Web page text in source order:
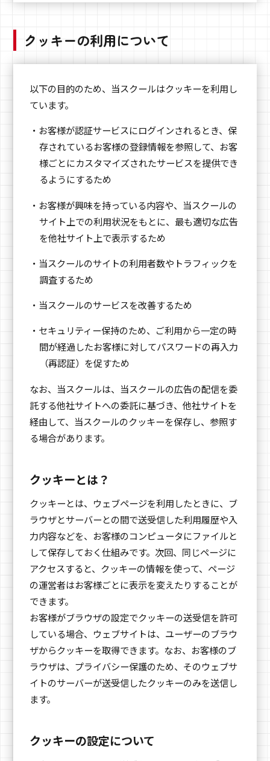
クッキーの利用について
以下の目的のため、当スクールはクッキーを利用し
ています。
・お客様が認証サービスにログインされるとき、保
存されているお客様の登録情報を参照して、お客
様ごとにカスタマイズされたサービスを提供でき
るようにするため
・お客様が興味を持っている内容や、当スクールの
サイト上での利用状況をもとに、最も適切な広告
を他社サイト上で表示するため
・当スクールのサイトの利用者数やトラフィックを
調査するため
・当スクールのサービスを改善するため
・セキュリティー保持のため、ご利用から一定の時
間が経過したお客様に対してパスワードの再入力
（再認証）を促すため
なお、当スクールは、当スクールの広告の配信を委
託する他社サイトへの委託に基づき、他社サイトを
経由して、当スクールのクッキーを保存し、参照す
る場合があります。
クッキーとは？
クッキーとは、ウェブページを利用したときに、ブ
ラウザとサーバーとの間で送受信した利用履歴や入
力内容などを、お客様のコンピュータにファイルと
して保存しておく仕組みです。次回、同じページに
アクセスすると、クッキーの情報を使って、ページ
の運営者はお客様ごとに表示を変えたりすることが
できます。
お客様がブラウザの設定でクッキーの送受信を許可
している場合、ウェブサイトは、ユーザーのブラウ
ザからクッキーを取得できます。なお、お客様のブ
ラウザは、プライバシー保護のため、そのウェブサ
イトのサーバーが送受信したクッキーのみを送信し
ます。
クッキーの設定について